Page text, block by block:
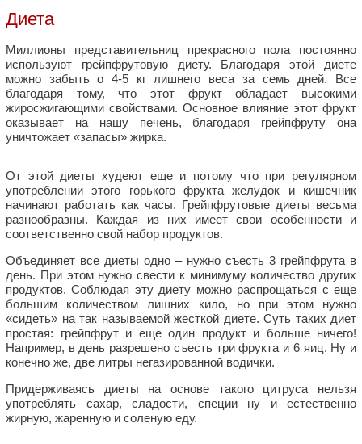
Диета
Миллионы представительниц прекрасного пола постоянно
используют грейпфрутовую диету. Благодаря этой диете
можно забыть о 4-5 кг лишнего веса за семь дней. Все
благодаря тому, что этот фрукт обладает высокими
жиросжигающими свойствами. Основное влияние этот фрукт
оказывает на нашу печень, благодаря грейпфруту она
уничтожает «запасы» жирка.
От этой диеты худеют еще и потому что при регулярном
употреблении этого горького фрукта желудок и кишечник
начинают работать как часы. Грейпфрутовые диеты весьма
разнообразны. Каждая из них имеет свои особенности и
соответственно свой набор продуктов.
Объединяет все диеты одно – нужно съесть 3 грейпфрута в
день. При этом нужно свести к минимуму количество других
продуктов. Соблюдая эту диету можно распрощаться с еще
большим количеством лишних кило, но при этом нужно
«сидеть» на так называемой жесткой диете. Суть таких диет
простая: грейпфрут и еще один продукт и больше ничего!
Например, в день разрешено съесть три фрукта и 6 яиц. Ну и
конечно же, две литры негазированной водички.
Придерживаясь диеты на основе такого цитруса нельзя
употреблять сахар, сладости, специи ну и естественно
жирную, жаренную и соленую еду.